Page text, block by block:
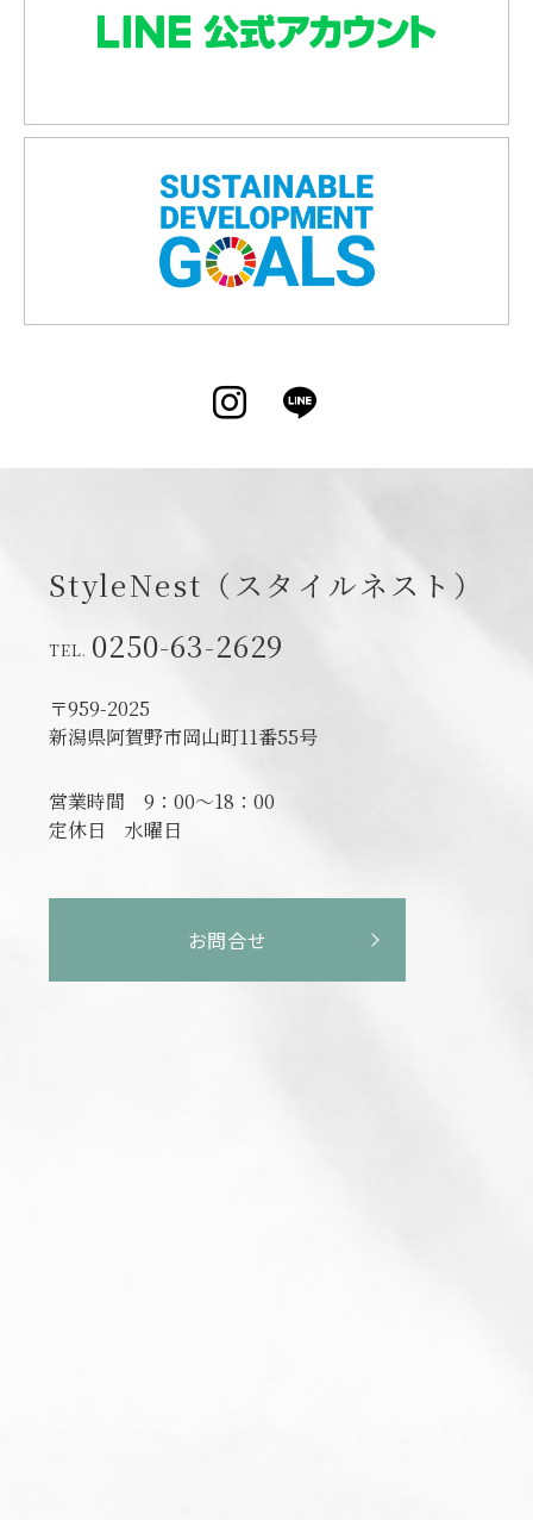
Instagram
StyleNest（スタイルネスト）
0250-63-2629
〒959-2025
新潟県阿賀野市岡山町11番55号
営業時間 9：00～18：00
定休日 水曜日
お問合せ